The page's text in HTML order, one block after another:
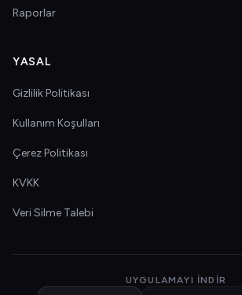
Raporlar
YASAL
Gizlilik Politikası
Kullanım Koşulları
Çerez Politikası
KVKK
Veri Silme Talebi
UYGULAMAYI İNDIR